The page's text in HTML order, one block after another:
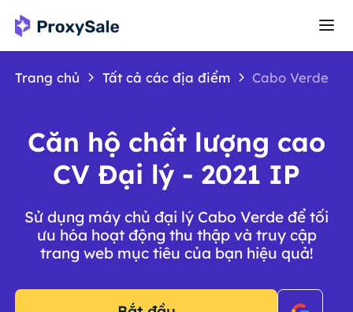
Trang chủ Tất cả các địa điểm Cabo Verde
Căn hộ chất lượng cao
CV Đại lý - 2021 IP
Sử dụng máy chủ đại lý Cabo Verde để tối
ưu hóa hoạt động thu thập và truy cập
trang web mục tiêu của bạn hiệu quả!